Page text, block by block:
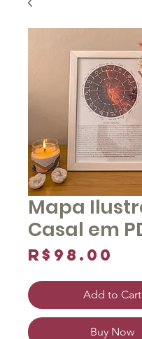
Mapa
Casal em
R$98.00
Add to Cart
Buy Now